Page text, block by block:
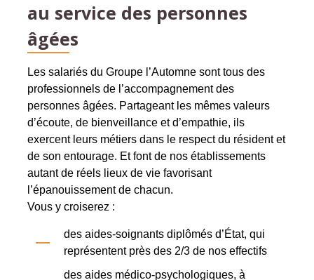
au service des personnes
âgées
Les salariés du Groupe l’Automne sont tous des
professionnels de l’accompagnement des
personnes âgées. Partageant les mêmes valeurs
d’écoute, de bienveillance et d’empathie, ils
exercent leurs métiers dans le respect du résident et
de son entourage. Et font de nos établissements
autant de réels lieux de vie favorisant
l’épanouissement de chacun.
Vous y croiserez :
des aides-soignants diplômés d’État, qui
représentent près des 2/3 de nos effectifs
des aides médico-psychologiques, à